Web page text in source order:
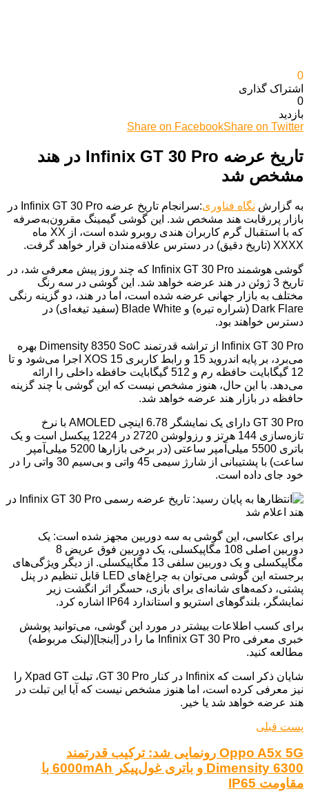
0
اشتراک گذاری‌
0
بازدید
Share on FacebookShare on Twitter
تاریخ عرضه Infinix GT 30 Pro در هند
مشخص شد
به گزارش نگاه فناوری
:سرانجام تاریخ عرضه Infinix GT 30 Pro در
بازار پررقابت هند مشخص شد. این گوشی گیمینگ مقرون‌به‌صرفه
که با استقبال گرم کاربران هندی روبرو شده است، از XX ماه
XXXX (تاریخ دقیق) در دسترس علاقه‌مندان قرار خواهد گرفت.
گوشی هوشمند Infinix GT 30 Pro که چند روز پیش معرفی شد، در
تاریخ 3 ژوئن در هند عرضه خواهد شد. این گوشی در سه رنگ
مختلف به بازار جهانی عرضه شده است، اما در هند، دو گزینه رنگی
Dark Flare (شراره تیره) و Blade White (سفید تیغه‌ای) در
دسترس خواهند بود.
Infinix GT 30 Pro از تراشه قدرتمند Dimensity 8350 SoC بهره
می‌برد، بر پایه اندروید 15 و رابط کاربری XOS 15 اجرا می‌شود و تا
12 گیگابایت حافظه رم و 512 گیگابایت حافظه داخلی را ارائه
می‌دهد. با این حال، هنوز مشخص نیست که این گوشی با چند گزینه
حافظه در بازار هند عرضه خواهد شد.
GT 30 Pro دارای یک نمایشگر 6.78 اینچی AMOLED با نرخ
تازه‌سازی 144 هرتز و رزولوشن 2720 در 1224 پیکسل است و یک
باتری 5500 میلی‌آمپر ساعتی (در برخی بازارها 5200 میلی‌آمپر
ساعت) با پشتیبانی از شارژ سیمی 45 واتی و بی‌سیم 30 واتی را در
خود جای داده است.
برای عکاسی، این گوشی به سه دوربین مجهز شده است: یک
دوربین اصلی 108 مگاپیکسلی، یک دوربین فوق عریض 8
مگاپیکسلی و یک دوربین سلفی 13 مگاپیکسلی. از دیگر ویژگی‌های
برجسته این گوشی می‌توان به چراغ‌های LED قابل تنظیم در پنل
پشتی، دکمه‌های شانه‌ای برای بازی، حسگر اثر انگشت زیر
نمایشگر، بلندگوهای استریو و استاندارد IP64 اشاره کرد.
برای کسب اطلاعات بیشتر در مورد این گوشی، می‌توانید پوشش
خبری معرفی Infinix GT 30 Pro ما را در [اینجا](لینک مربوطه)
مطالعه کنید.
شایان ذکر است که Infinix در کنار GT 30 Pro، تبلت Xpad GT را
نیز معرفی کرده است، اما هنوز مشخص نیست که آیا این تبلت در
هند عرضه خواهد شد یا خیر.
پست قبلی
Oppo A5x 5G رونمایی شد: ترکیب قدرتمند
Dimensity 6300 و باتری غول‌پیکر 6000mAh با
مقاومت IP65